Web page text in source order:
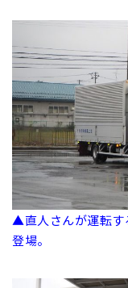
▲直人さんが運転す
登場。